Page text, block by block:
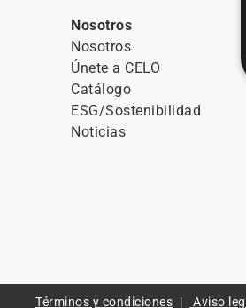
Nosotros
Nosotros
Únete a CELO
Catálogo
ESG/Sostenibilidad
Noticias
Términos y condiciones Aviso